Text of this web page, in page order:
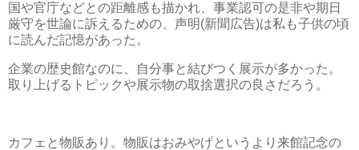
国や官庁などとの距離感も描かれ、事業認可の是非や期日
厳守を世論に訴えるための、声明(新聞広告)は私も子供の頃
に読んだ記憶があった。
企業の歴史館なのに、自分事と結びつく展示が多かった。
取り上げるトピックや展示物の取捨選択の良さだろう。
カフェと物販あり。物販はおみやげというより来館記念の